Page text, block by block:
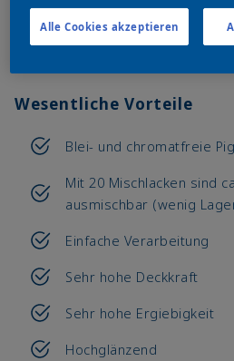
Tipp: Durch Zugabe von Matting
Glanzgrad individuell verringert
Wesentliche Vorteile
Blei- und chromatfreie
Mit 20 Mischlacken sind
ausmischbar (wenig
Einfache Verarbeitung
Sehr hohe Deckkraft
Sehr hohe Ergiebigkeit
Hochglänzend
Alle Cookies akzeptieren